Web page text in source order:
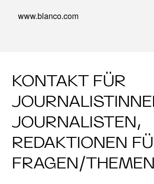
www.blanco.com
KONTAKT FÜR
JOURNALISTEN,
REDAKTIONEN
FRAGEN/THEMEN